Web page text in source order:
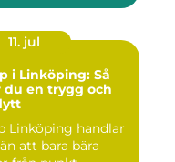
11. jul
i Linköping: Så
du en trygg och
Linköping handlar
att bara bära